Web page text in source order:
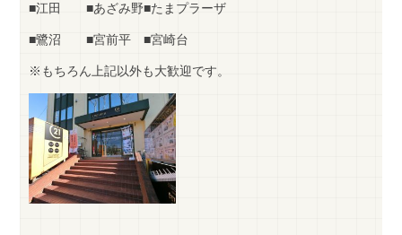
■江田 ■あざみ野■たまプラーザ
■鷺沼 ■宮前平 ■宮崎台
※もちろん上記以外も大歓迎です。